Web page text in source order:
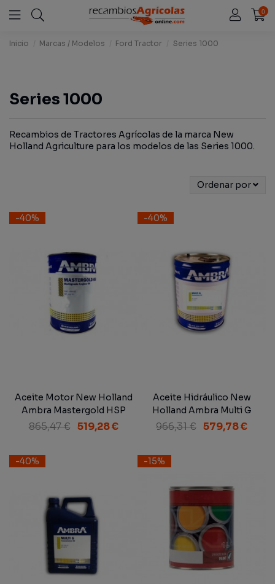
0
Inicio Marcas / Modelos Ford Tractor Series 1000
Series 1000
Recambios de Tractores Agrícolas de la marca New
Holland Agriculture para los modelos de las Series 1000.
Ordenar por
-40%
Aceite Motor New Holland
Ambra Mastergold HSP
Multigrade Engine Oil SAE
865,47 € 519,28 €
-40%
Aceite Hidráulico New
Holland Ambra Multi G
Transmission Oil SAE 10W-
966,31 € 579,78 €
-40% -15%